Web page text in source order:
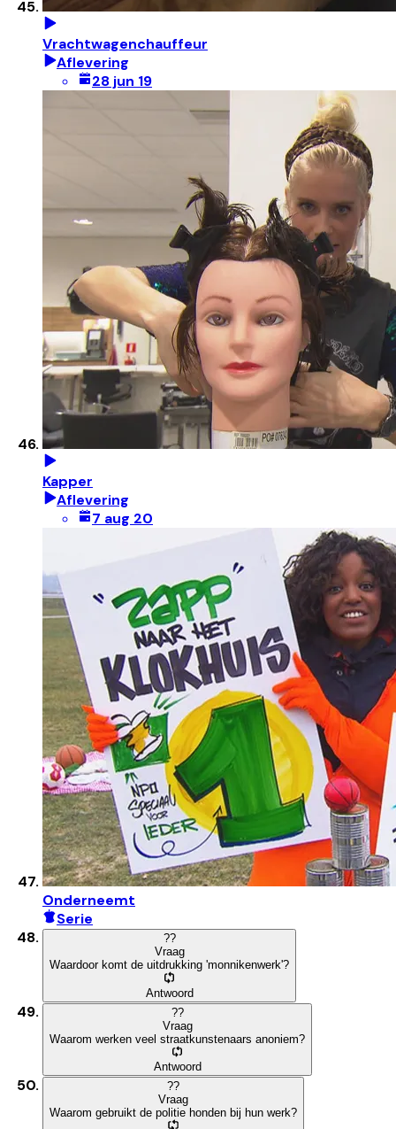
Vrachtwagenchauffeur
Aflevering
28 jun 19
Kapper
Aflevering
7 aug 20
Onderneemt
Serie
??
Vraag
Waardoor komt de uitdrukking 'monnikenwerk'?
Antwoord
??
Vraag
Waarom werken veel straatkunstenaars anoniem?
Antwoord
??
Vraag
Waarom gebruikt de politie honden bij hun werk?